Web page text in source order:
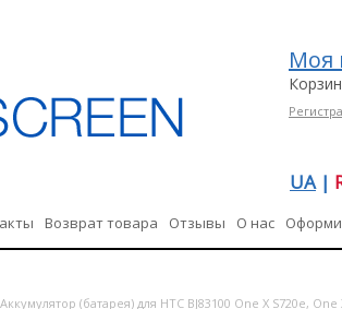
Моя
UA |
Возврат товара Отзывы О нас
(батарея) для HTC BJ83100 One X S720e,